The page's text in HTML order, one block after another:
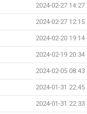
2024-02-27 14:27
2024-02-27 12:15
2024-02-20 19:14
2024-02-19 20:34
2024-02-05 08:43
2024-01-31 22:45
2024-01-31 22:33